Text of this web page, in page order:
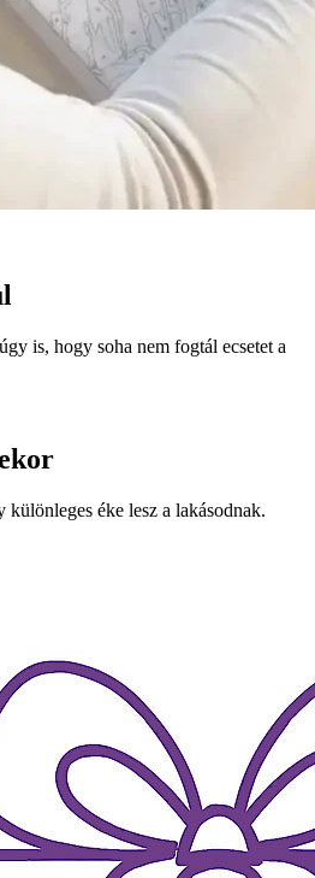
is, hogy soha nem fogtál ecsetet a
különleges éke lesz a lakásodnak.